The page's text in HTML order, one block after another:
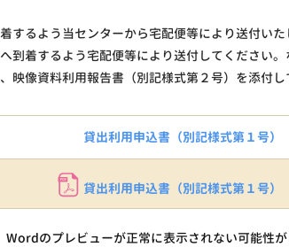
するよう当センターから宅配便等により送付い
到着するよう宅配便等により送付してください。
映像資料利用報告書（別記様式第２号）を添付し
貸出利用申込書（別記様式第１号）
貸出利用申込書（別記様式第１号）
のプレビューが正常に表示されない可能性